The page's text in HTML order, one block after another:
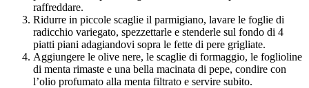
raffreddare.
Ridurre in piccole scaglie il parmigiano, lavare le foglie di
radicchio variegato, spezzettarle e stenderle sul fondo di 4
piatti piani adagiandovi sopra le fette di pere grigliate.
Aggiungere le olive nere, le scaglie di formaggio, le foglioline
di menta rimaste e una bella macinata di pepe, condire con
l’olio profumato alla menta filtrato e servire subito.